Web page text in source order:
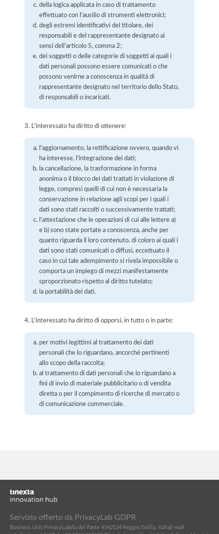
della logica applicata in caso di trattamento
effettuato con l'ausilio di strumenti elettronici;
degli estremi identificativi del titolare, dei
responsabili e del rappresentante designato ai
sensi dell'articolo 5, comma 2;
dei soggetti o delle categorie di soggetti ai quali i
dati personali possono essere comunicati o che
possono venirne a conoscenza in qualità di
rappresentante designato nel territorio dello Stato,
di responsabili o incaricati.
3. L'interessato ha diritto di ottenere:
l'aggiornamento, la rettificazione ovvero, quando vi
ha interesse, l'integrazione dei dati;
la cancellazione, la trasformazione in forma
anonima o il blocco dei dati trattati in violazione di
legge, compresi quelli di cui non è necessaria la
conservazione in relazione agli scopi per i quali i
dati sono stati raccolti o successivamente trattati;
l'attestazione che le operazioni di cui alle lettere a)
e b) sono state portate a conoscenza, anche per
quanto riguarda il loro contenuto, di coloro ai quali i
dati sono stati comunicati o diffusi, eccettuato il
caso in cui tale adempimento si rivela impossibile o
comporta un impiego di mezzi manifestamente
sproporzionato rispetto al diritto tutelato;
la portabilità dei dati.
4. L'interessato ha diritto di opporsi, in tutto o in parte:
per motivi legittimi al trattamento dei dati
personali che lo riguardano, ancorché pertinenti
allo scopo della raccolta;
al trattamento di dati personali che lo riguardano a
fini di invio di materiale pubblicitario o di vendita
diretta o per il compimento di ricerche di mercato o
di comunicazione commerciale.
Servizio offerto da PrivacyLab GDPR
Business Unit PrivacyLabVia del Fante 4542124 Reggio Emilia, ItaliaE-mail